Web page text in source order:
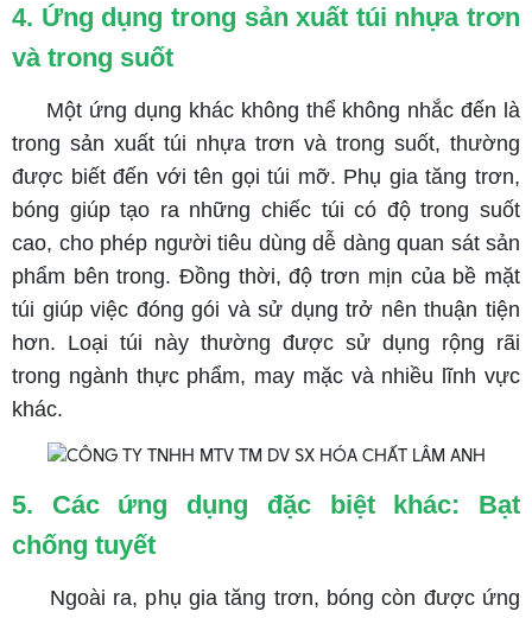
4. Ứng dụng trong sản xuất túi nhựa trơn
và trong suốt
​​​​​​​ Một ứng dụng khác không thể không nhắc đến là
trong sản xuất túi nhựa trơn và trong suốt, thường
được biết đến với tên gọi túi mỡ. Phụ gia tăng trơn,
bóng giúp tạo ra những chiếc túi có độ trong suốt
cao, cho phép người tiêu dùng dễ dàng quan sát sản
phẩm bên trong. Đồng thời, độ trơn mịn của bề mặt
túi giúp việc đóng gói và sử dụng trở nên thuận tiện
hơn. Loại túi này thường được sử dụng rộng rãi
trong ngành thực phẩm, may mặc và nhiều lĩnh vực
khác.
5. Các ứng dụng đặc biệt khác: Bạt
chống tuyết
​​​​​​​ ​​​​​​​Ngoài ra, phụ gia tăng trơn, bóng còn được ứng